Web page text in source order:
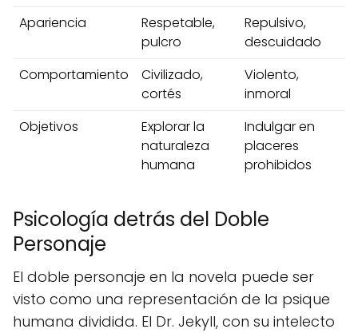
Apariencia
Respetable,
pulcro
Repulsivo,
descuidado
Comportamiento
Civilizado,
cortés
Violento,
inmoral
Objetivos
Explorar la
naturaleza
humana
Indulgar en
placeres
prohibidos
Psicología detrás del Doble
Personaje
El doble personaje en la novela puede ser
visto como una representación de la psique
humana dividida. El Dr. Jekyll, con su intelecto